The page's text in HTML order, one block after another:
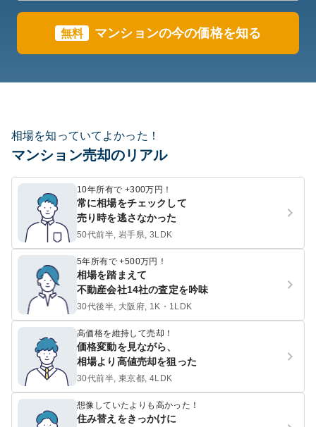
無料 マンションの今の価格を知る
相場を知っていてよかった！
マンション売却のリアル
10年所有で +300万円！
常に相場をチェックして
売り時を逃さなかった
50代前半, 岩手県, 3LDK
5年所有で +500万円！
相場を踏まえて
不動産会社14社の査定を吟味
30代後半, 大阪府, 1K・1LDK
高価格を維持して売却！
価格変動を見ながら、
相場より高値売却を狙った
30代前半, 東京都, 4LDK
想像していたよりも高かった！
住み替えをきっかけに